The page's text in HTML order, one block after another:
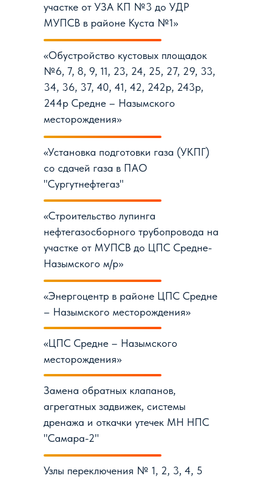
участке от УЗА КП №3 до УДР
МУПСВ в районе Куста №1»
«Обустройство кустовых площадок
№6, 7, 8, 9, 11, 23, 24, 25, 27, 29, 33,
34, 36, 37, 40, 41, 42, 242р, 243р,
244р Средне – Назымского
месторождения»
«Установка подготовки газа (УКПГ)
со сдачей газа в ПАО
"Сургутнефтегаз"
«Строительство лупинга
нефтегазосборного трубопровода на
участке от МУПСВ до ЦПС Средне-
Назымского м/р»
«Энергоцентр в районе ЦПС Средне
– Назымского месторождения»
«ЦПС Средне – Назымского
месторождения»
Замена обратных клапанов,
агрегатных задвижек, системы
дренажа и откачки утечек МН НПС
"Самара-2"
Узлы переключения № 1, 2, 3, 4, 5